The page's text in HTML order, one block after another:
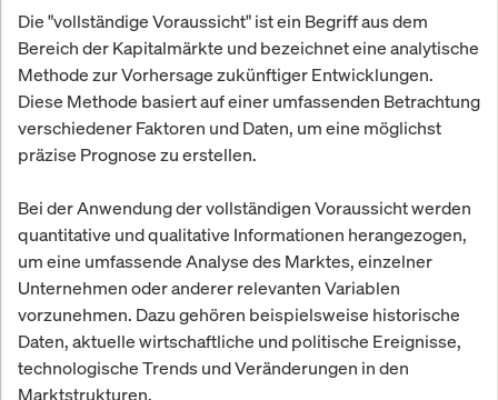
Die "vollständige Voraussicht" ist ein Begriff aus dem
Bereich der Kapitalmärkte und bezeichnet eine analytische
Methode zur Vorhersage zukünftiger Entwicklungen.
Diese Methode basiert auf einer umfassenden Betrachtung
verschiedener Faktoren und Daten, um eine möglichst
präzise Prognose zu erstellen.
Bei der Anwendung der vollständigen Voraussicht werden
quantitative und qualitative Informationen herangezogen,
um eine umfassende Analyse des Marktes, einzelner
Unternehmen oder anderer relevanten Variablen
vorzunehmen. Dazu gehören beispielsweise historische
Daten, aktuelle wirtschaftliche und politische Ereignisse,
technologische Trends und Veränderungen in den
Marktstrukturen.